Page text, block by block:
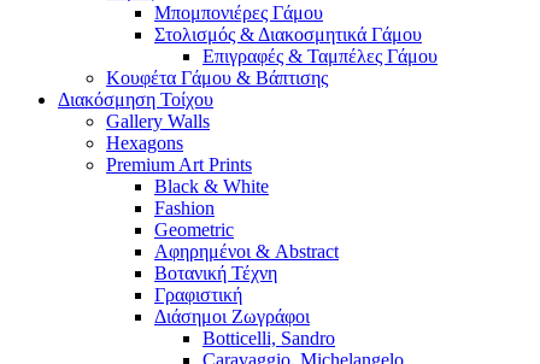
Μπομπονιέρες Γάμου
Στολισμός & Διακοσμητικά Γάμου
Επιγραφές & Ταμπέλες Γάμου
Κουφέτα Γάμου & Βάπτισης
Διακόσμηση Τοίχου
Gallery Walls
Hexagons
Premium Art Prints
Black & White
Fashion
Geometric
Αφηρημένοι & Abstract
Βοτανική Τέχνη
Γραφιστική
Διάσημοι Ζωγράφοι
Botticelli, Sandro
Caravaggio, Michelangelo